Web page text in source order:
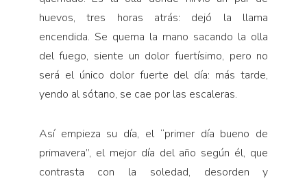
huevos, tres horas atrás: dejó la llama
encendida. Se quema la mano sacando la olla
del fuego, siente un dolor fuertísimo, pero no
será el único dolor fuerte del día: más tarde,
yendo al sótano, se cae por las escaleras.
Así empieza su día, el “primer día bueno de
primavera”, el mejor día del año según él, que
contrasta con la soledad, desorden y